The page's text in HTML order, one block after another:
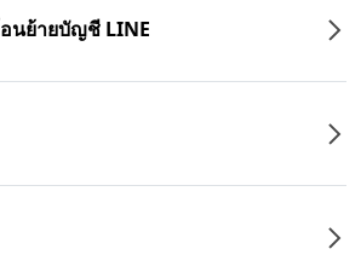
นย้ายบัญชี LINE